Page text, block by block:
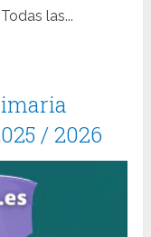
las...
/ 2026